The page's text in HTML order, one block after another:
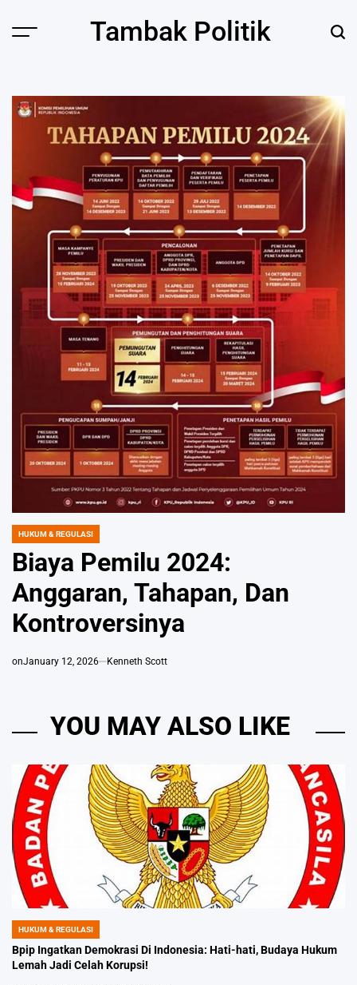
Tambak Politik
POSTED
HUKUM & REGULASI
Biaya Pemilu 2024:
Anggaran, Tahapan, Dan
Kontroversinya
onJanuary 12, 2026 Kenneth Scott
YOU MAY ALSO LIKE
POSTED
IN
HUKUM & REGULASI
Bpip Ingatkan Demokrasi Di Indonesia: Hati-hati, Budaya Hukum
Lemah Jadi Celah Korupsi!